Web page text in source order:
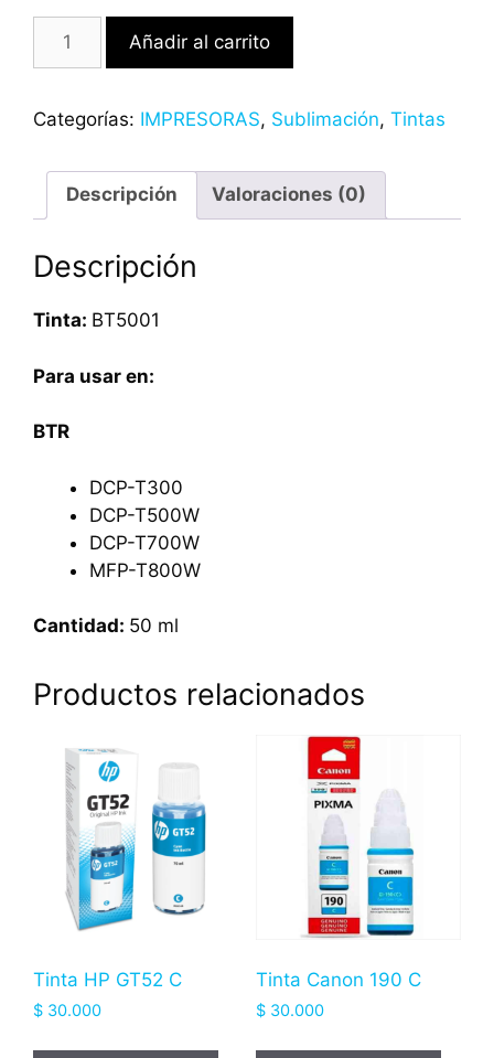
Añadir al carrito
Categorías: IMPRESORAS, Sublimación, Tintas
Descripción Valoraciones (0)
Descripción
Tinta: BT5001
Para usar en:
BTR
DCP-T300
DCP-T500W
DCP-T700W
MFP-T800W
Cantidad: 50 ml
Productos relacionados
Tinta HP GT52 C
$ 30.000
Tinta Canon 190 C
$30.000